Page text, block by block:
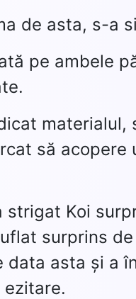
de asta, s-a
pe ambele
să
strigat Koi
surprins
data asta și a